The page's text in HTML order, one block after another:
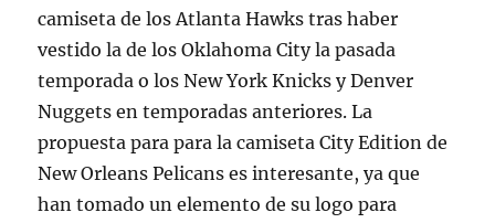
camiseta de los Atlanta Hawks tras haber
vestido la de los Oklahoma City la pasada
temporada o los New York Knicks y Denver
Nuggets en temporadas anteriores. La
propuesta para para la camiseta City Edition de
New Orleans Pelicans es interesante, ya que
han tomado un elemento de su logo para